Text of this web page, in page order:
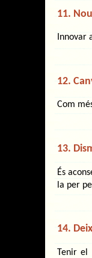
11.
Innovar
12.
Com
13.
És
la per
14.
Tenir el